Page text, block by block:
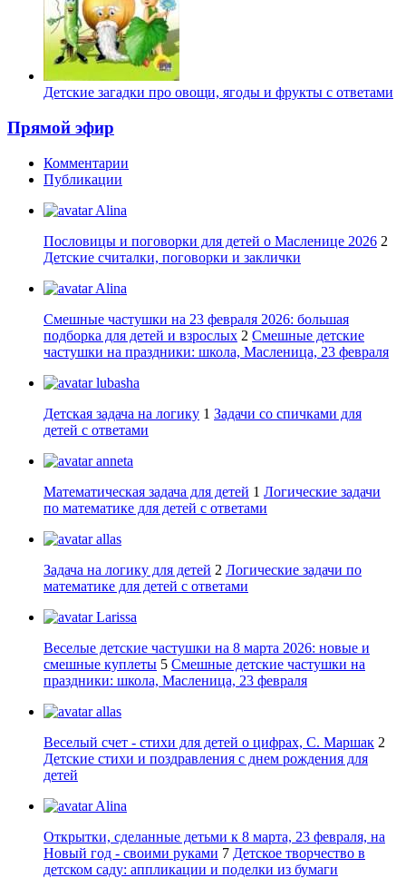
Детские загадки про овощи, ягоды и фрукты с ответами
Прямой эфир
Комментарии
Публикации
Alina
Пословицы и поговорки для детей о Масленице 2026 2
Детские считалки, поговорки и заклички
Alina
Смешные частушки на 23 февраля 2026: большая
подборка для детей и взрослых 2 Смешные детские
частушки на праздники: школа, Масленица, 23 февраля
lubasha
Детская задача на логику 1 Задачи со спичками для
детей с ответами
anneta
Математическая задача для детей 1 Логические задачи
по математике для детей с ответами
allas
Задача на логику для детей 2 Логические задачи по
математике для детей с ответами
Larissa
Веселые детские частушки на 8 марта 2026: новые и
смешные куплеты 5 Смешные детские частушки на
праздники: школа, Масленица, 23 февраля
allas
Веселый счет - стихи для детей о цифрах, С. Маршак 2
Детские стихи и поздравления с днем рождения для
детей
Alina
Открытки, сделанные детьми к 8 марта, 23 февраля, на
Новый год - своими руками 7 Детское творчество в
детском саду: аппликации и поделки из бумаги